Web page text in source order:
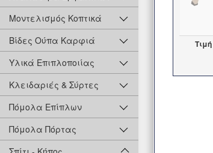
Μοντελισμός Κοπτικά
Βίδες Ούπα Καρφιά
Υλικά Επιπλοποιίας
Κλειδαριές & Σύρτες
Πόμολα Επίπλων
Πόμολα Πόρτας
Τιμή